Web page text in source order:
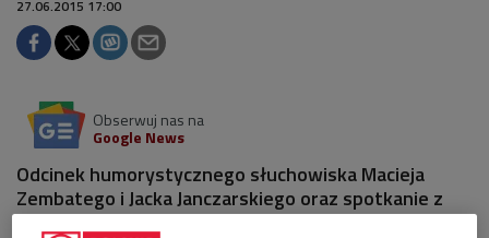
27.06.2015 17:00
Obserwuj nas na
Google News
Odcinek humorystycznego słuchowiska Macieja
Zembatego i Jacka Janczarskiego oraz spotkanie z
kreującym jedną z głównych ról aktorem.